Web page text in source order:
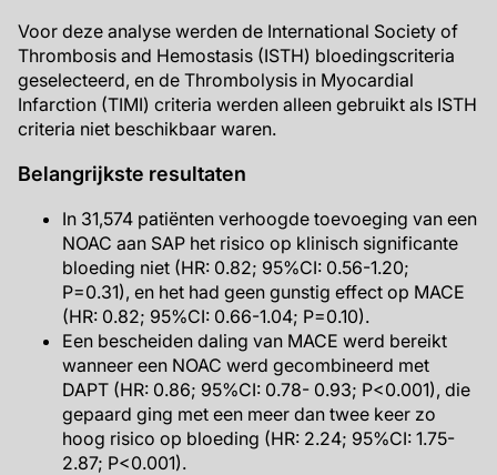
Voor deze analyse werden de International Society of
Thrombosis and Hemostasis (ISTH) bloedingscriteria
geselecteerd, en de Thrombolysis in Myocardial
Infarction (TIMI) criteria werden alleen gebruikt als ISTH
criteria niet beschikbaar waren.
Belangrijkste resultaten
In 31,574 patiënten verhoogde toevoeging van een
NOAC aan SAP het risico op klinisch significante
bloeding niet (HR: 0.82; 95%CI: 0.56-1.20;
P=0.31), en het had geen gunstig effect op MACE
(HR: 0.82; 95%CI: 0.66-1.04; P=0.10).
Een bescheiden daling van MACE werd bereikt
wanneer een NOAC werd gecombineerd met
DAPT (HR: 0.86; 95%CI: 0.78- 0.93; P<0.001), die
gepaard ging met een meer dan twee keer zo
hoog risico op bloeding (HR: 2.24; 95%CI: 1.75-
2.87; P<0.001).